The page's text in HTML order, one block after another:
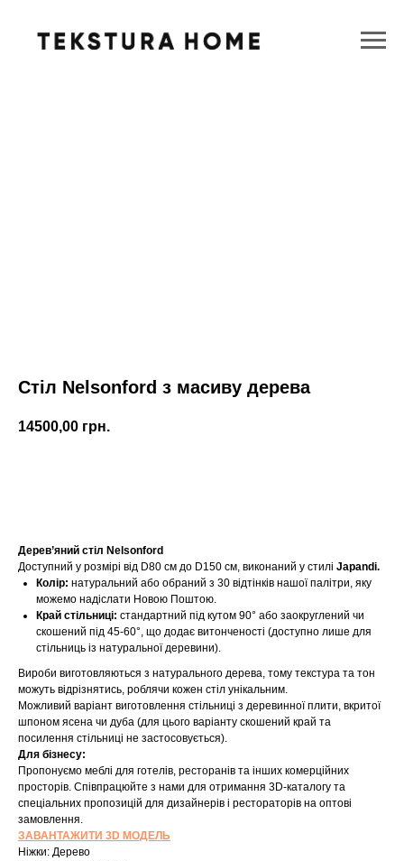
Стіл Nelsonford з масиву дерева
14500,00 грн.
Дерев’яний стіл Nelsonford
Доступний у розмірі від D80 см до D150 см, виконаний у стилі Japandi.
Колір: натуральний або обраний з 30 відтінків нашої палітри, яку
можемо надіслати Новою Поштою.
Край стільниці: стандартний під кутом 90° або заокруглений чи
скошений під 45-60°, що додає витонченості (доступно лише для
стільниць із натуральної деревини).
Вироби виготовляються з натурального дерева, тому текстура та тон
можуть відрізнятись, роблячи кожен стіл унікальним.
Можливий варіант виготовлення стільниці з деревинної плити, вкритої
шпоном ясена чи дуба (для цього варіанту скошений край та
посилення стільниці не застосовується).
Для бізнесу:
Пропонуємо меблі для готелів, ресторанів та інших комерційних
просторів. Співпрацюйте з нами для отримання 3D-каталогу та
спеціальних пропозицій для дизайнерів і рестораторів на оптові
замовлення.
ЗАВАНТАЖИТИ 3D МОДЕЛЬ
Ніжки: Дерево